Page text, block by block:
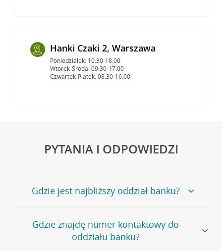
Hanki Czaki 2, Warszawa
Poniedziałek: 10:30-18:00
Wtorek-Środa: 09:30-17:00
Czwartek-Piątek: 08:30-16:00
PYTANIA I ODPOWIEDZI
Gdzie jest najbliższy oddział banku?
Jeśli szukasz oddziału naszego banku, zapraszamy na
stronęPlacówki i bankomaty, na której znajduje się
wygodna wyszukiwarka.
Gdzie znajdę numer kontaktowy do
oddziału banku?